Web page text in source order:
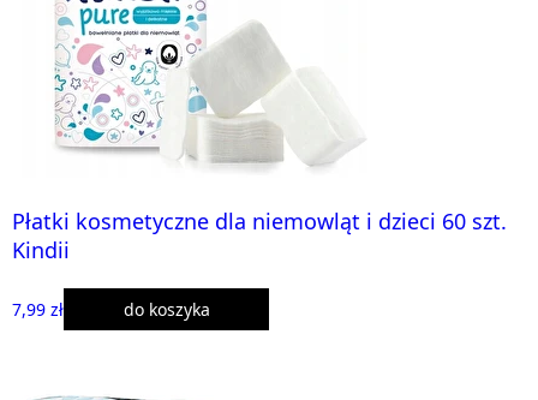
Płatki kosmetyczne dla niemowląt i dzieci 60 szt.
Kindii
7,99 zł do koszyka